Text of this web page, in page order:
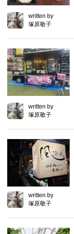
written by
塚原敬子
written by
塚原敬子
written by
塚原敬子